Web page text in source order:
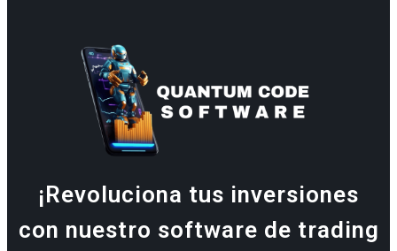
¡Revoluciona tus inversiones
con nuestro software de trading